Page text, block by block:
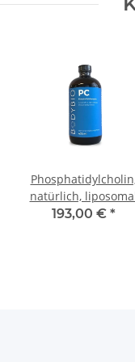
natürlich,
(473 ml)
193,00 € *